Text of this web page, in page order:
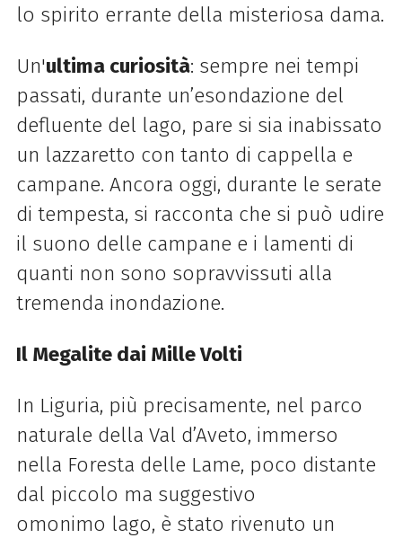
lo spirito errante della misteriosa dama.
Un'ultima curiosità: sempre nei tempi
passati, durante un’esondazione del
defluente del lago, pare si sia inabissato
un lazzaretto con tanto di cappella e
campane. Ancora oggi, durante le serate
di tempesta, si racconta che si può udire
il suono delle campane e i lamenti di
quanti non sono sopravvissuti alla
tremenda inondazione.
Il Megalite dai Mille Volti
In Liguria, più precisamente, nel parco
naturale della Val d’Aveto, immerso
nella Foresta delle Lame, poco distante
dal piccolo ma suggestivo
omonimo lago, è stato rivenuto un